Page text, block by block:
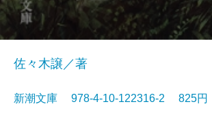
佐々木譲／著
新潮文庫 978-4-10-122316-2 825